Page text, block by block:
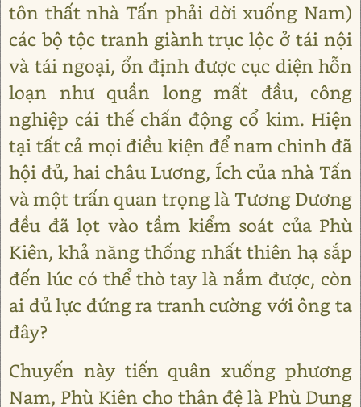
tôn thất nhà Tấn phải dời xuống Nam)
các bộ tộc tranh giành trục lộc ở tái nội
và tái ngoại, ổn định được cục diện hỗn
loạn như quần long mất đầu, công
nghiệp cái thế chấn động cổ kim. Hiện
tại tất cả mọi điều kiện để nam chinh đã
hội đủ, hai châu Lương, Ích của nhà Tấn
và một trấn quan trọng là Tương Dương
đều đã lọt vào tầm kiểm soát của Phù
Kiên, khả năng thống nhất thiên hạ sắp
đến lúc có thể thò tay là nắm được, còn
ai đủ lực đứng ra tranh cường với ông ta
đây?
Chuyến này tiến quân xuống phương
Nam, Phù Kiên cho thân đệ là Phù Dung